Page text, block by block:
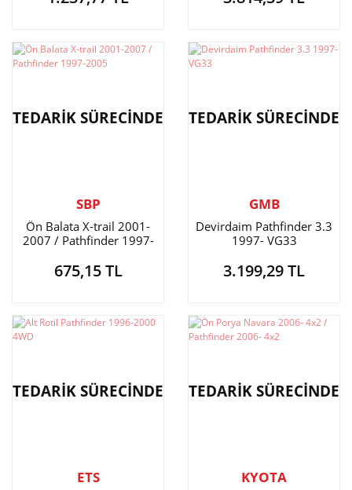
TEDARİK SÜRECİNDE
SBP
Ön Balata X-trail 2001-
2007 / Pathfinder 1997-
675,15 TL
TEDARİK SÜRECİNDE
GMB
Devirdaim Pathfinder 3.3
1997- VG33
3.199,29 TL
TEDARİK SÜRECİNDE
ETS
TEDARİK SÜRECİNDE
KYOTA